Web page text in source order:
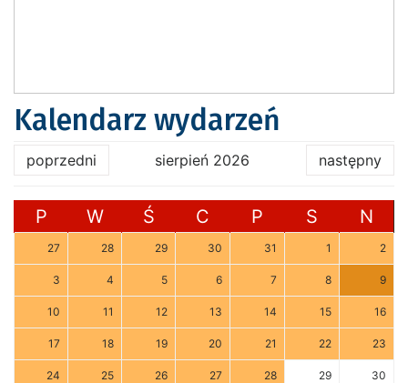
Kalendarz wydarzeń
poprzedni sierpień 2026 następny
P W Ś C P S N
27 28 29 30 31 1 2
3 4 5 6 7 8 9
10 11 12 13 14 15 16
17 18 19 20 21 22 23
24 25 26 27 28 29 30